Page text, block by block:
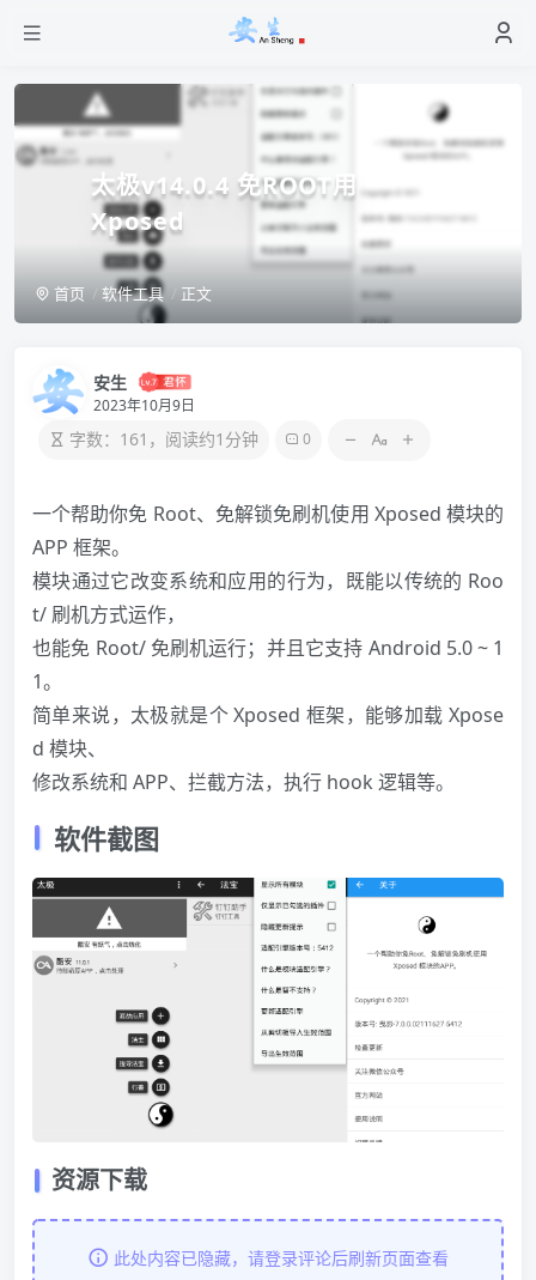
太极v14.0.4 免ROOT用
Xposed
首页 软件工具 正文
安生
2023年10月9日
字数：161，阅读约1分钟 0
一个帮助你免 Root、免解锁免刷机使用 Xposed 模块的
APP 框架。
模块通过它改变系统和应用的行为，既能以传统的 Roo
t/ 刷机方式运作，
也能免 Root/ 免刷机运行；并且它支持 Android 5.0 ~ 1
1。
简单来说，太极就是个 Xposed 框架，能够加载 Xpose
d 模块、
修改系统和 APP、拦截方法，执行 hook 逻辑等。
软件截图
资源下载
此处内容已隐藏，请登录评论后刷新页面查看